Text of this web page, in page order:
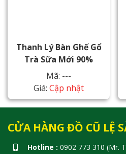
Thanh Lý Bàn Ghế Gổ
Trà Sữa Mới 90%
Mã: ---
Giá: Cập nhật
CỬA HÀNG ĐỒ CŨ LỆ
Hotline : 0902 773 310 (Mr.